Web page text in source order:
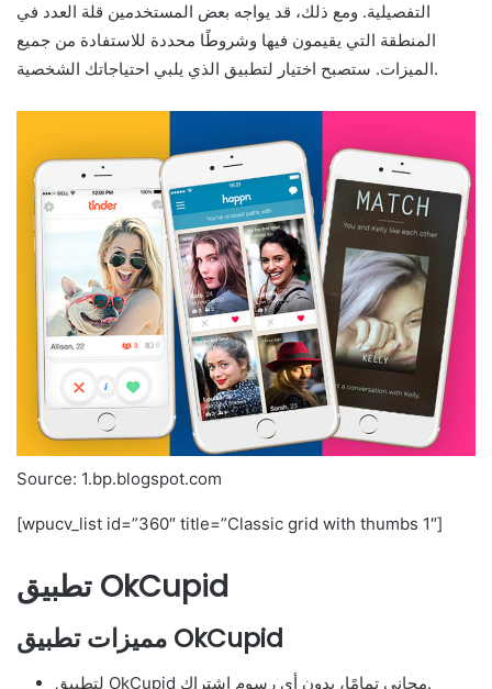
التفصيلية. ومع ذلك، قد يواجه بعض المستخدمين قلة العدد في
المنطقة التي يقيمون فيها وشروطًا محددة للاستفادة من جميع
الميزات. ستصبح اختيار لتطبيق الذي يلبي احتياجاتك الشخصية.
Source: 1.bp.blogspot.com
[wpucv_list id=”360″ title=”Classic grid with thumbs 1″]
تطبيق OkCupid
مميزات تطبيق OkCupid
لتطبيق OkCupid مجاني تمامًا، بدون أي رسوم اشتراك.